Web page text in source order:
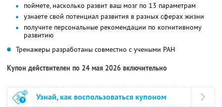
поймете, насколько развит ваш мозг по 13 параметрам
узнаете свой потенциал развития в разных сферах жизни
получите персональные рекомендации по когнитивному
развитию
Тренажеры разработаны совместно с учеными РАН
Купон действителен по 24 мая 2026 включительно
Узнай, как воспользоваться купоном